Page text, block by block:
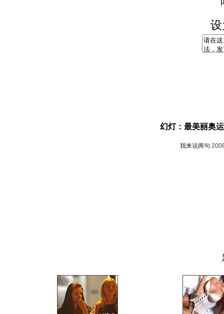
幻灯：最美丽奥
我来说两句